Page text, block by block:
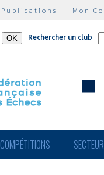
Publications | Mon
Rechercher un club
COMPÉTITIONS